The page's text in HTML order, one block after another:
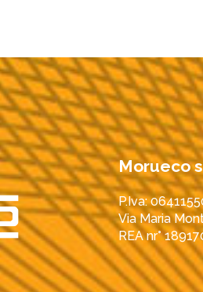
Morueco
P.Iva:
Via Maria
REA nr°